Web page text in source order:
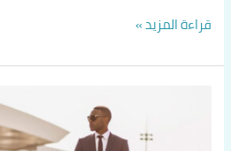
قراءة المزيد »